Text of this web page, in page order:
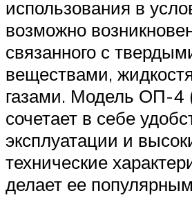
использования в
возможно
связанного с
веществами,
газами. Модель ОП-
сочетает в себе
эксплуатации и
технические
делает ее